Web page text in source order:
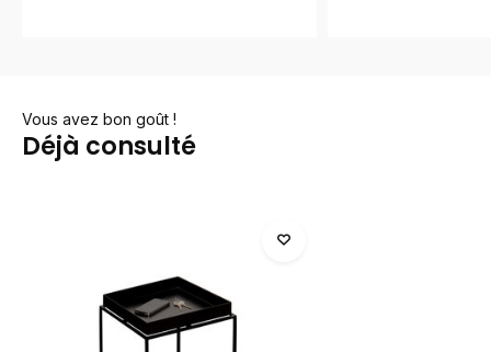
Vous avez bon goût !
Déjà consulté